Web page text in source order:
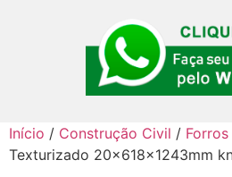
Início / Construção Civil / Forros
Texturizado 20x618x1243mm